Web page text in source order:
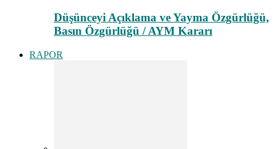
Düşünceyi Açıklama ve Yayma Özgürlüğü,
Basın Özgürlüğü / AYM Kararı
RAPOR